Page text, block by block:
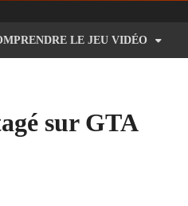
LE JEU VIDÉO
sur GTA